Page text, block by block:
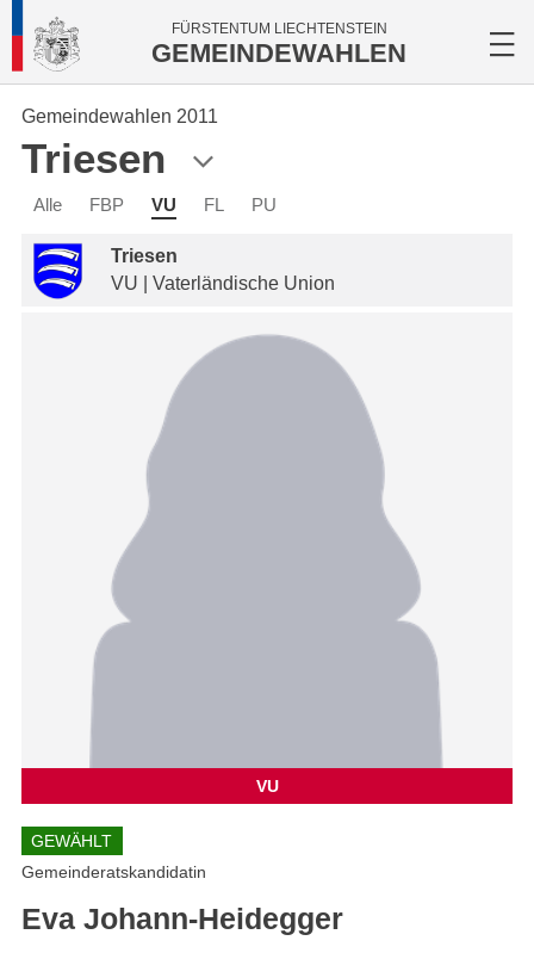
FÜRSTENTUM LIECHTENSTEIN
GEMEINDEWAHLEN
Gemeindewahlen 2011
Triesen
Alle FBP VU FL PU
Triesen
VU | Vaterländische Union
VU
GEWÄHLT
Gemeinderatskandidatin
Eva Johann-Heidegger